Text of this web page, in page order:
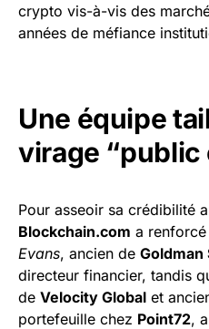
crypto vis-à-vis des
années de méfiance
Une équipe
virage “public
Pour asseoir sa crédibilité
Blockchain.com a renforcé
Evans, ancien de Goldman
directeur financier, tandis
de Velocity Global et
portefeuille chez Point72,